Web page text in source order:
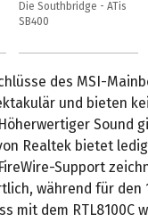
Die Southbridge - ATis
SB400
des MSI-
und bieten
Sound
Realtek bietet
Support
während für den
mit dem RTL8100C